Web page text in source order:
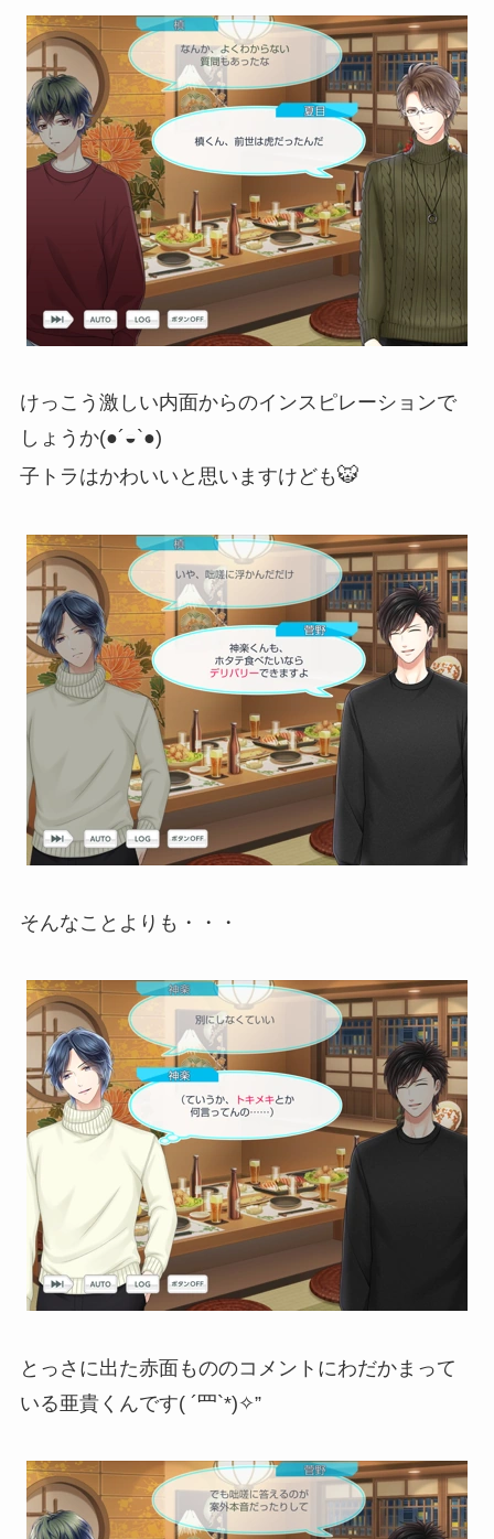
けっこう激しい内面からのインスピレーションで
しょうか(●´◒`●)
子トラはかわいいと思いますけども🐯
そんなことよりも・・・
とっさに出た赤面もののコメントにわだかまって
いる亜貴くんです( ´罒`*)✧”